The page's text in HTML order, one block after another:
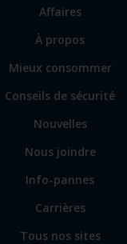
les
principales
Affaires
Lien
certains
sites
À propos
Mieux consommer
Conseils de sécurité
Nouvelles
Nous joindre
Info-pannes
Carrières
Tous nos sites